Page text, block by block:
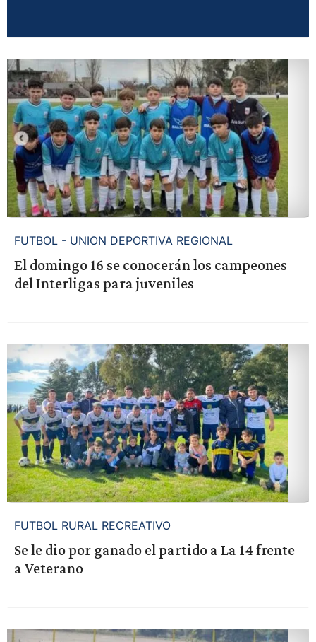
FUTBOL - UNION DEPORTIVA REGIONAL
El domingo 16 se conocerán los campeones
del Interligas para juveniles
FUTBOL RURAL RECREATIVO
Se le dio por ganado el partido a La 14 frente
a Veterano